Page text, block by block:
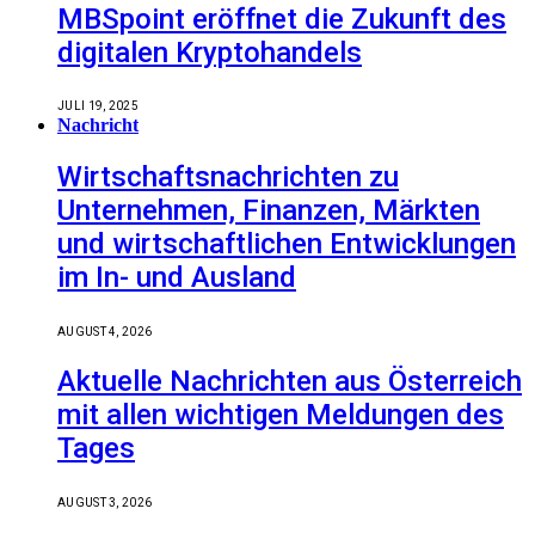
MBSpoint eröffnet die Zukunft des
digitalen Kryptohandels
JULI 19, 2025
Nachricht
Wirtschaftsnachrichten zu
Unternehmen, Finanzen, Märkten
und wirtschaftlichen Entwicklungen
im In- und Ausland
AUGUST 4, 2026
Aktuelle Nachrichten aus Österreich
mit allen wichtigen Meldungen des
Tages
AUGUST 3, 2026